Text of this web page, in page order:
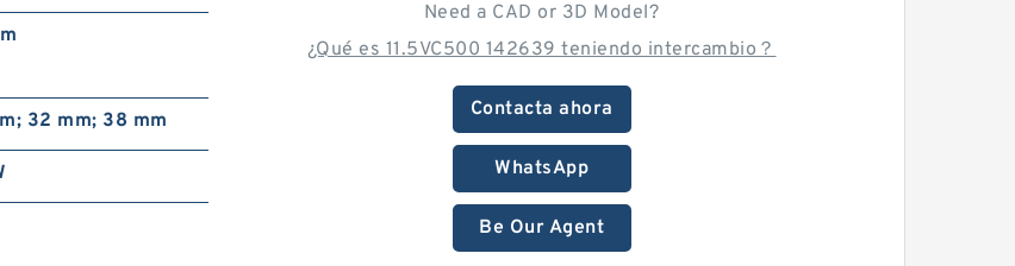
Need a CAD or 3D Model?
¿Qué es 11.5VC500 142639 teniendo intercambio？
Contacta ahora
WhatsApp
Be Our Agent
32 mm; 38 mm